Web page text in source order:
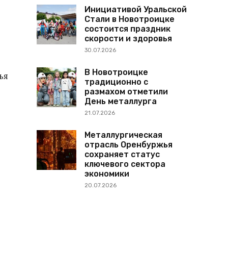
Инициативой Уральской
Стали в Новотроицке
состоится праздник
скорости и здоровья
30.07.2026
В Новотроицке
традиционно с
размахом отметили
День металлурга
21.07.2026
Металлургическая
отрасль Оренбуржья
сохраняет статус
ключевого сектора
экономики
20.07.2026